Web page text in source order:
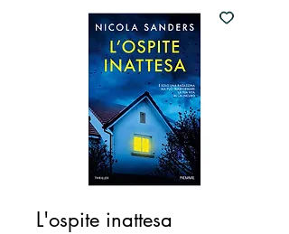
L'ospite inattesa